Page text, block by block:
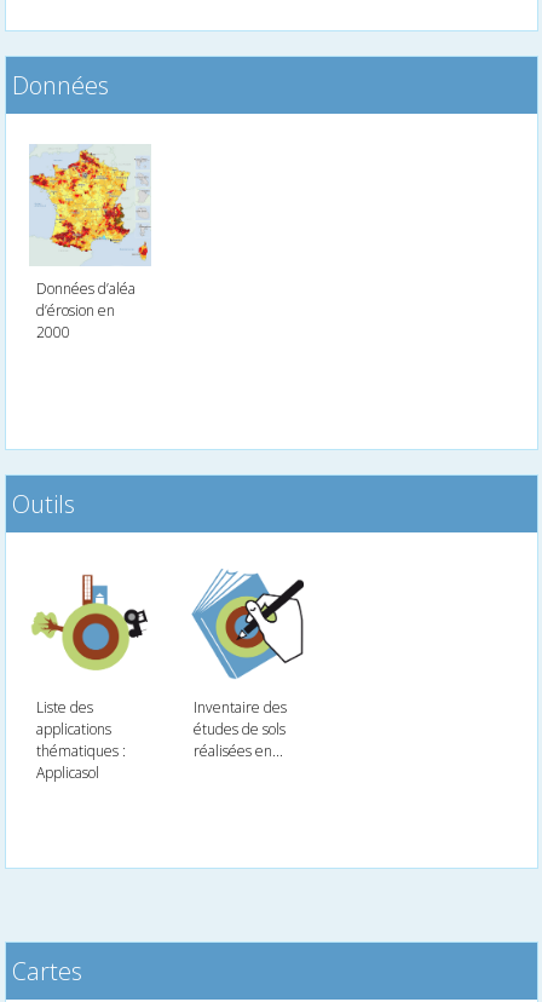
Données
Données d’aléa
d’érosion en
2000
Outils
Liste des
applications
thématiques :
Applicasol
Inventaire des
études de sols
réalisées en...
Cartes